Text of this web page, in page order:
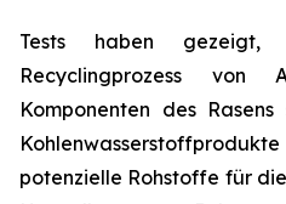
Tests haben gezeigt,
Recyclingprozess von
Komponenten des
potenzielle Rohstoffe für